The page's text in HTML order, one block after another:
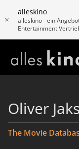
alleskino
alleskino - ein
Entertainment
Oliver
The Movie